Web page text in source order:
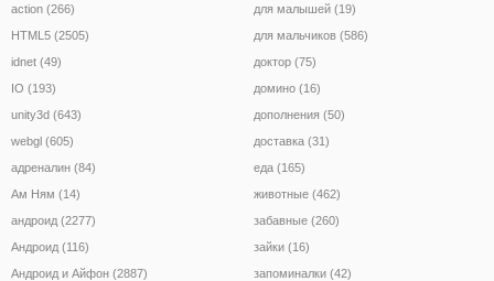
action (266)
HTML5 (2505)
idnet (49)
IO (193)
unity3d (643)
webgl (605)
адреналин (84)
Ам Ням (14)
андроид (2277)
Андроид (116)
Андроид и Айфон (2887)
для малышей (19)
для мальчиков (586)
доктор (75)
домино (16)
дополнения (50)
доставка (31)
еда (165)
животные (462)
забавные (260)
зайки (16)
запоминалки (42)